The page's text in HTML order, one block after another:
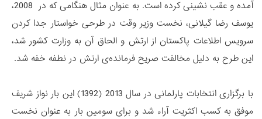
آمده و عقب نشینی کرده است. به عنوان مثال هنگامی که در 2008،
یوسف رضا گیلانی، نخست وزیر وقت در طرحی خواستار جدا کردن
سرویس اطلاعات پاکستان از ارتش و الحاق آن به وزارت کشور شد،
این طرح به دلیل مخالفت صریح فرمانده‌ی ارتش در نطفه خفه شد.
با برگزاری انتخابات پارلمانی در سال 2013 (1392) این بار نواز شریف
موفق به کسب اکثریت آراء شد و برای سومین بار به عنوان نخست